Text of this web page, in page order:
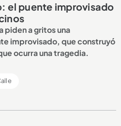
el puente improvisado
piden a gritos una
improvisado, que construyó
ocurra una tragedia.